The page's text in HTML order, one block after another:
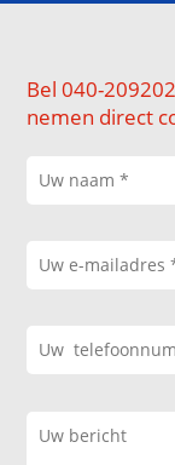
Bel 040-
nemen direct